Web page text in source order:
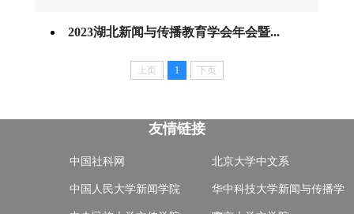
2023湖北新闻与传播教育学会年会暨...
上页 1 下页
友情链接
中国社科网 北京大学中文系
中国人民大学新闻学院 华中科技大学新闻与传播学